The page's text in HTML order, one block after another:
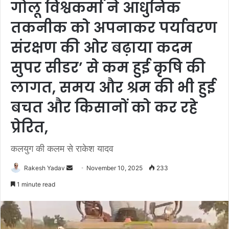
गोलू विश्वकर्मा ने आधुनिक
तकनीक को अपनाकर पर्यावरण
संरक्षण की ओर बढ़ाया कदम
सुपर सीडर’ से कम हुई कृषि की
लागत, समय और श्रम की भी हुई
बचत और किसानों को कर रहे
प्रेरित,
कलयुग की कलम से राकेश यादव
Rakesh Yadav November 10, 2025 233
1 minute read